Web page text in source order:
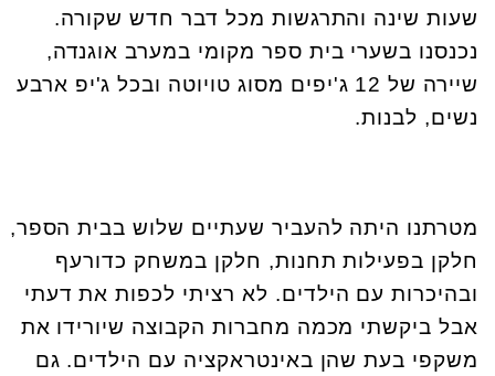
שעות שינה והתרגשות מכל דבר חדש שקורה.
נכנסנו בשערי בית ספר מקומי במערב אוגנדה,
שיירה של 12 ג'יפים מסוג טויוטה ובכל ג'יפ ארבע
נשים, לבנות.
מטרתנו היתה להעביר שעתיים שלוש בבית הספר,
חלקן בפעילות תחנות, חלקן במשחק כדורעף
ובהיכרות עם הילדים. לא רציתי לכפות את דעתי
אבל ביקשתי מכמה מחברות הקבוצה שיורידו את
משקפי בעת שהן באינטראקציה עם הילדים. גם